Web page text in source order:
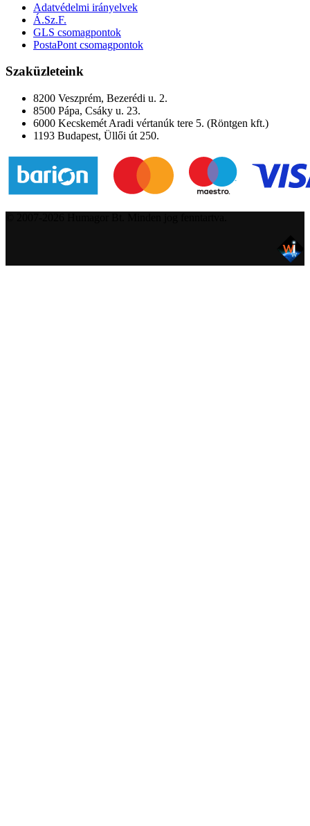
Adatvédelmi irányelvek
Á.Sz.F.
GLS csomagpontok
PostaPont csomagpontok
Szaküzleteink
8200 Veszprém, Bezerédi u. 2.
8500 Pápa, Csáky u. 23.
6000 Kecskemét Aradi vértanúk tere 5. (Röntgen kft.)
1193 Budapest, Üllői út 250.